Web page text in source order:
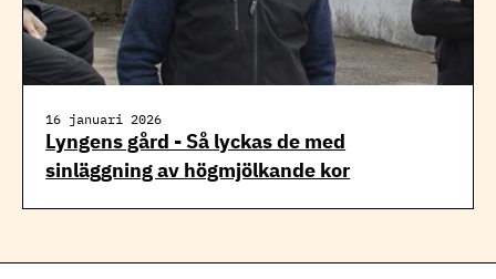
16 januari 2026
Lyngens gård - Så lyckas de med
sinläggning av högmjölkande kor